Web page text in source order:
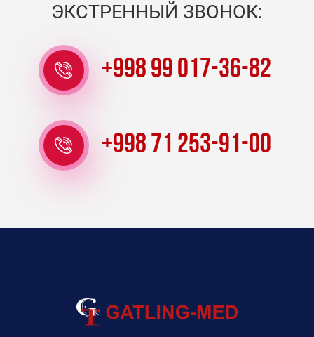
ЭКСТРЕННЫЙ ЗВОНОК:
+998 99 017-36-82
+998 71 253-91-00